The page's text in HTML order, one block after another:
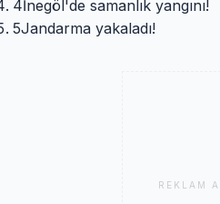
4İnegöl'de samanlık yangını!
5Jandarma yakaladı!
REKLAM